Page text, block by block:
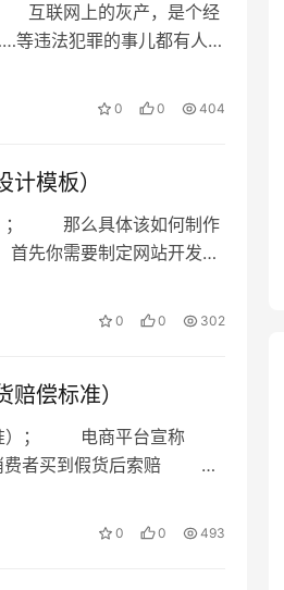
互联网上的灰产，是个经
等违法犯罪的事儿都有人
0 0 404
模板）
）； 那么具体该如何制作
先你需要制定网站开发的
0 0 302
偿标准）
标准）； 电商平台宣称
买到假货后索赔 商
0 0 493